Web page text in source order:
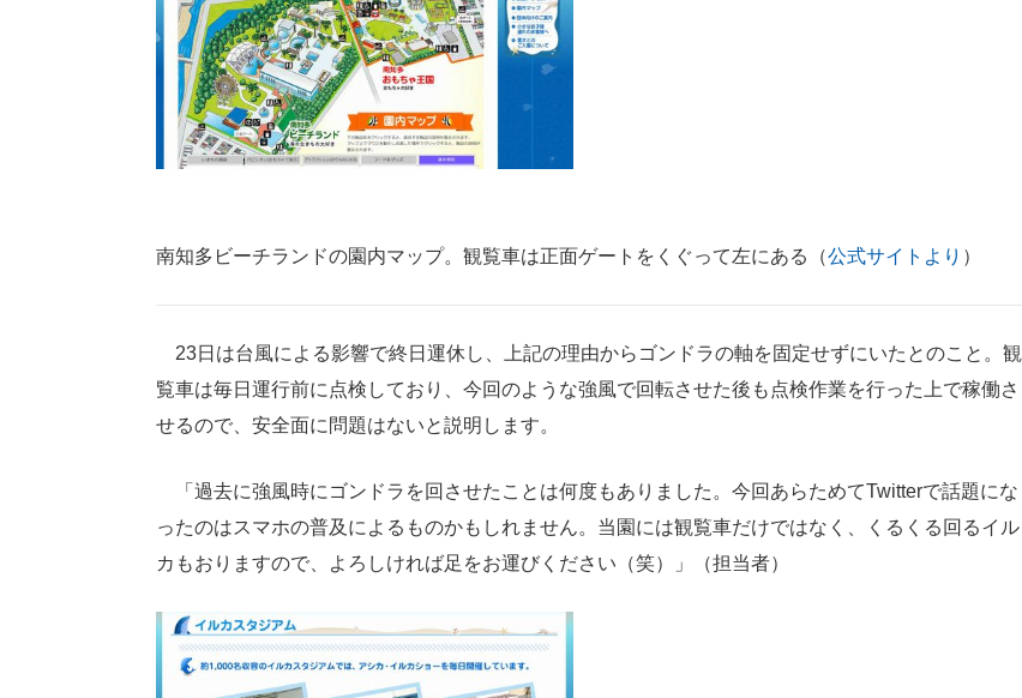
南知多ビーチランドの園内マップ。観覧車は正面ゲートをくぐって左にある（公式サイトより ）
23日は台風による影響で終日運休し、上記の理由からゴンドラの軸を固定せずにいたとのこと。観
覧車は毎日運行前に点検しており、今回のような強風で回転させた後も点検作業を行った上で稼働さ
せるので、安全面に問題はないと説明します。
「過去に強風時にゴンドラを回させたことは何度もありました。今回あらためてTwitterで話題にな
ったのはスマホの普及によるものかもしれません。当園には観覧車だけではなく、くるくる回るイル
カもおりますので、よろしければ足をお運びください（笑）」（担当者）